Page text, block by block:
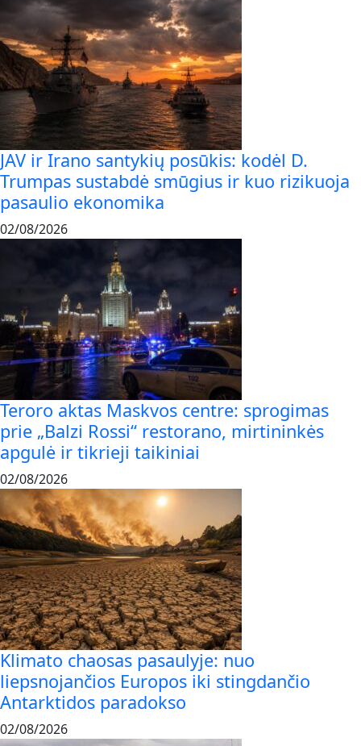
JAV ir Irano santykių posūkis: kodėl D.
Trumpas sustabdė smūgius ir kuo rizikuoja
pasaulio ekonomika
02/08/2026
Teroro aktas Maskvos centre: sprogimas
prie „Balzi Rossi“ restorano, mirtininkės
apgulė ir tikrieji taikiniai
02/08/2026
Klimato chaosas pasaulyje: nuo
liepsnojančios Europos iki stingdančio
Antarktidos paradokso
02/08/2026